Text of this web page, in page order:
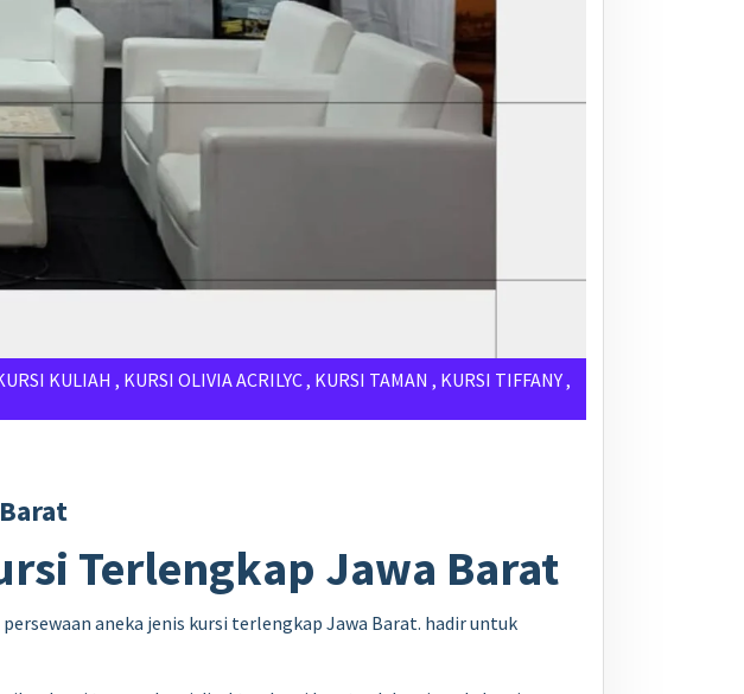
KULIAH , KURSI OLIVIA ACRILYC, KURSI TAMAN , KURSI TIFFANY,
Terlengkap Jawa Barat
aneka jenis kursi terlengkap Jawa Barat. hadir untuk